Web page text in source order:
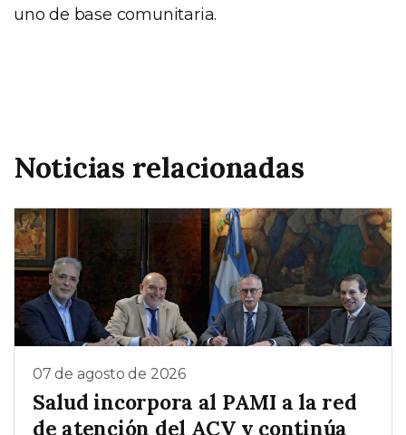
uno de base comunitaria.
Noticias relacionadas
07 de agosto de 2026
Salud incorpora al PAMI a la red
de atención del ACV y continúa